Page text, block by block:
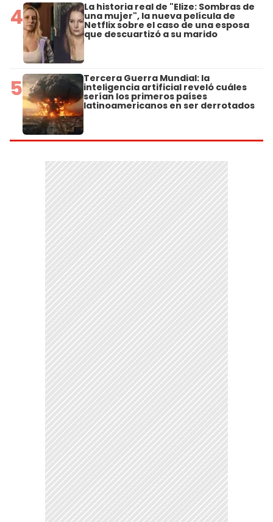
4 La historia real de "Elize: Sombras de
una mujer", la nueva película de
Netflix sobre el caso de una esposa
que descuartizó a su marido
5 Tercera Guerra Mundial: la
inteligencia artificial reveló cuáles
serían los primeros países
latinoamericanos en ser derrotados